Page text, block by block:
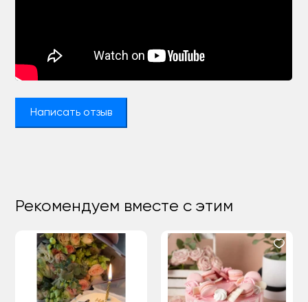
Написать отзыв
Рекомендуем вместе с этим